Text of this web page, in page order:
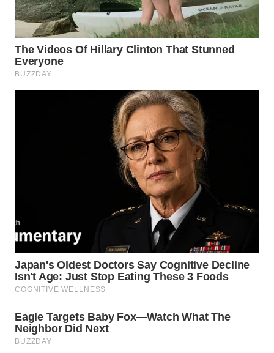
MALUKU
WN
MALUT
WN
LANGKAT
WN
TAPANULI
WN